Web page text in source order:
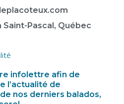
Pascal, Québec
infolettre afin de
l’actualité de
nos derniers balados,